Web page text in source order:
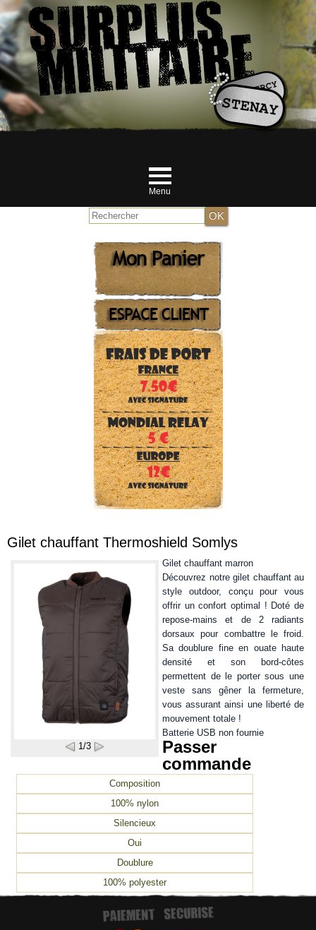
Menu
Gilet chauffant Thermoshield Somlys
1/3
Gilet chauffant marron
Découvrez notre gilet chauffant au
style outdoor, conçu pour vous
offrir un confort optimal ! Doté de
repose-mains et de 2 radiants
dorsaux pour combattre le froid.
Sa doublure fine en ouate haute
densité et son bord-côtes
permettent de le porter sous une
veste sans gêner la fermeture,
vous assurant ainsi une liberté de
mouvement totale !
Batterie USB non fournie
Passer
commande
Composition
100% nylon
Silencieux
Oui
Doublure
100% polyester